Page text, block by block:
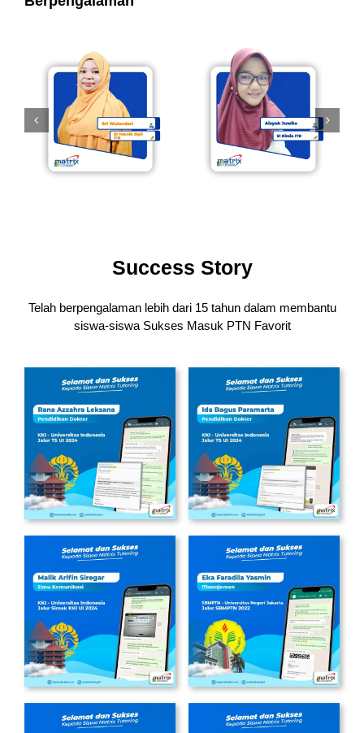
Success Story
Telah berpengalaman lebih dari 15 tahun dalam membantu
siswa-siswa Sukses Masuk PTN Favorit